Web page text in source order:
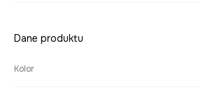
Dane produktu
Kolor